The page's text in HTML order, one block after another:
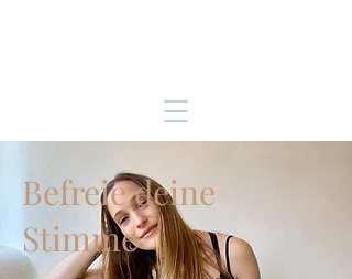
Befreie deine
Stimme